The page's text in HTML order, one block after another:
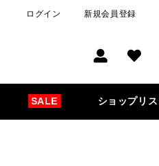
ログイン 新規会員登録
SALE ショップリス